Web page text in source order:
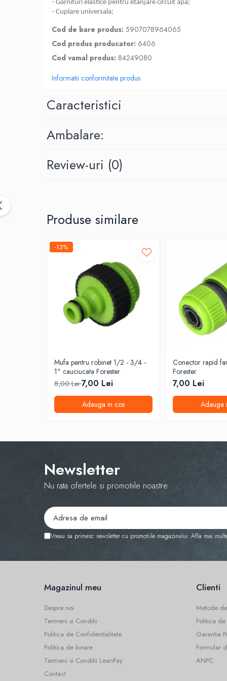
Carote, freze si accesorii pentru slefuire
Accesorii pentru prelucrare
Accesorii pentru frezare
Carote pentru ceramica
Dischete pentru slefuire ceramica
Carote si accesorii pentru zidarie
Discuri lamelare cu smirghel
Taiere umeda si uscata
Distantieri cruce, tip T si penite
Distantieri pentru nivelare
Echipamente pentru protectie
Alte echipamente de protectie
Folie pentru protectie mobila
Manusi pentru protectie
Saci pentru menaj
Elemente pentru prindere si fixare
Lampi pe gaz, fludor
Magneti pentru sudura in unghi
Gletiere, spacluri si mistrii
Alte gletiere
Gletiere din inox
Creioane si creta
Markere permanente
Sfoara de trasat, oxizi
Lacate si antifurturi
- Garnituri elastice pentru etanjare circuit apa;
- Cuplare universala;
Cod de bare produs: 5907078964065
Cod produs producator: 6406
Cod vamal produs: 84249080
Informatii conformitate produs
Caracteristici
Ambalare:
Review-uri (0)
Produse similare
-13%
Mufa pentru robinet 1/2 - 3/4 -
1" cauciucata Forester
8,00 Lei7,00 Lei
Adauga in cos
Conector rapid
Forester
7,00 Lei
Adauga
Newsletter
Nu rata ofertele si promotiile noastre
Vreau sa primesc newsletter cu promotiile magazinului. Afla mai
Magazinul meu
Despre noi
Termeni si Conditii
Politica de Confidentialitate
Politica de livrare
Termeni si Conditii LeanPay
Contact
Clienti
Metode
Politica de
Garantia
Formular
ANPC